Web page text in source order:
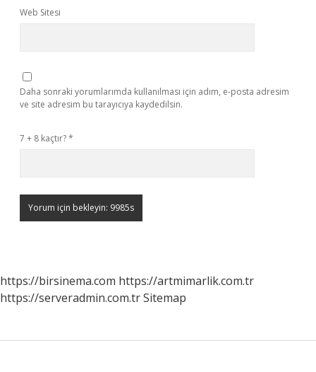
Web Sitesi
Daha sonraki yorumlarımda kullanılması için adım, e-posta adresim
ve site adresim bu tarayıcıya kaydedilsin.
7 + 8 kaçtır?*
https://birsinema.com https://artmimarlik.com.tr
https://serveradmin.com.trSitemap